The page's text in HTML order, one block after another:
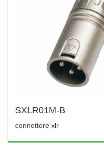
SXLR01M-B
connettore xlr